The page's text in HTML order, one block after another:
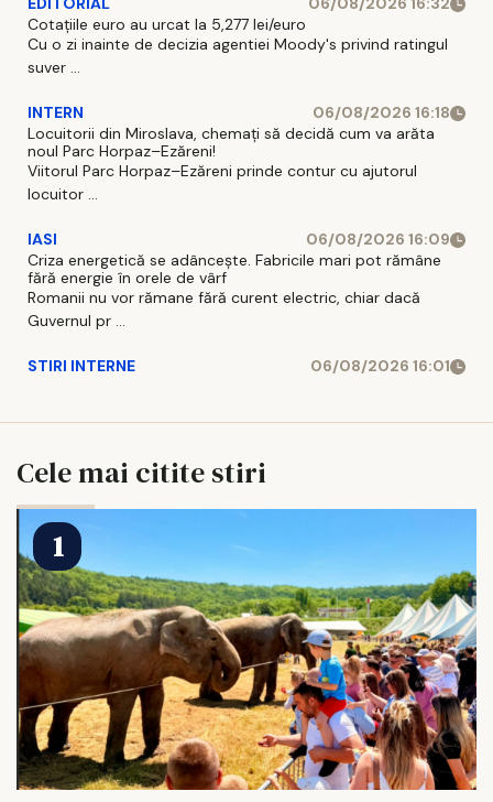
Cotațiile euro au urcat la 5,277 lei/euro
Cu o zi inainte de decizia agentiei Moody's privind ratingul
suver ...
INTERN
06/08/2026 16:18
Locuitorii din Miroslava, chemați să decidă cum va arăta
noul Parc Horpaz–Ezăreni!
Viitorul Parc Horpaz–Ezăreni prinde contur cu ajutorul
locuitor ...
IASI
06/08/2026 16:09
Criza energetică se adâncește. Fabricile mari pot rămâne
fără energie în orele de vârf
Romanii nu vor rămane fără curent electric, chiar dacă
Guvernul pr ...
STIRI INTERNE 06/08/2026 16:01
Cele mai citite stiri